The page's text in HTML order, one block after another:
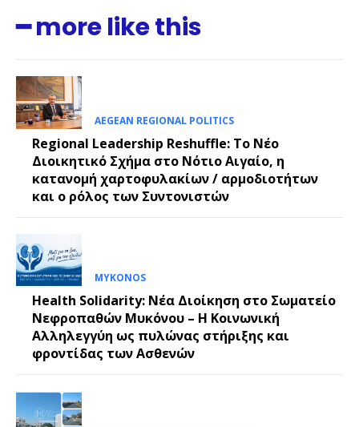
━ more like this
AEGEAN REGIONAL POLITICS
Regional Leadership Reshuffle: Το Νέο
Διοικητικό Σχήμα στο Νότιο Αιγαίο, η
κατανομή χαρτοφυλακίων / αρμοδιοτήτων
και ο ρόλος των Συντονιστών
MYKONOS
Health Solidarity: Νέα Διοίκηση στο Σωματείο
Νεφροπαθών Μυκόνου – Η Κοινωνική
Αλληλεγγύη ως πυλώνας στήριξης και
φροντίδας των Ασθενών